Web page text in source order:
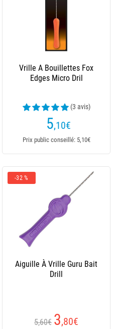
Vrille A Bouillettes Fox
Edges Micro Dril
(3 avis)
5,10€
Prix public conseillé: 5,10€
-32 %
Aiguille À Vrille Guru Bait
Drill
5,60€ 3,80€